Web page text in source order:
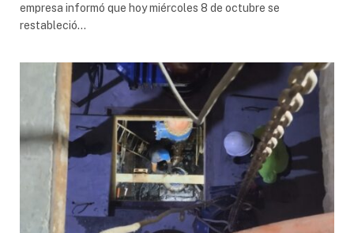
empresa informó que hoy miércoles 8 de octubre se
restableció…